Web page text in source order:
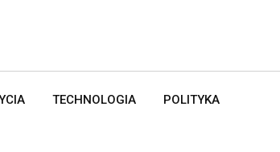
TECHNOLOGIA POLITYKA